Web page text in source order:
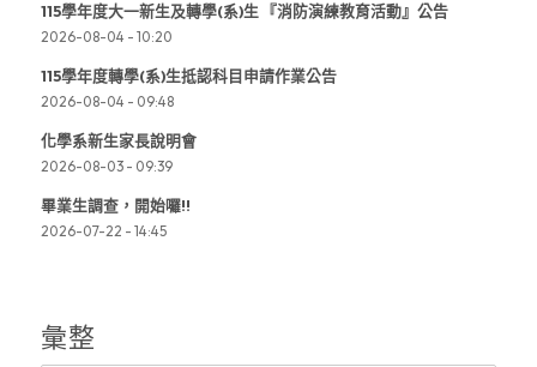
115學年度大一新生及轉學(系)生 『消防演練教育活動』公告
2026-08-04 - 10:20
115學年度轉學(系)生抵認科目申請作業公告
2026-08-04 - 09:48
化學系新生家長說明會
2026-08-03 - 09:39
畢業生調查，開始囉!!
2026-07-22 - 14:45
彙整